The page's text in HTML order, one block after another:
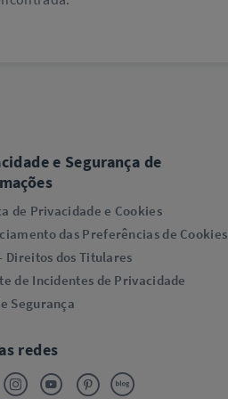
e Segurança de
de Privacidade e Cookies
das Preferências de Cookies
Direitos dos Titulares
de Incidentes de Privacidade
Segurança
redes